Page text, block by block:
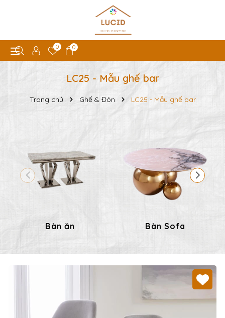
0 0
LC25 - Mẫu ghế bar
Trang chủ Ghế & Đôn LC25 - Mẫu ghế bar
Bàn ăn Bàn Sofa